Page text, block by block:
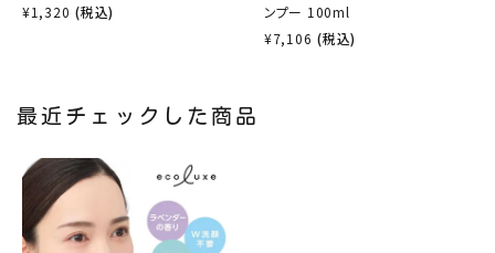
¥1,320 (税込)
ンプー 100ml
¥7,106 (税込)
最近チェックした商品